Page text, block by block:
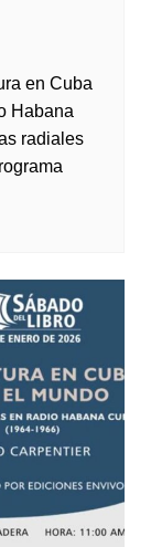
en Cuba
Habana
radiales